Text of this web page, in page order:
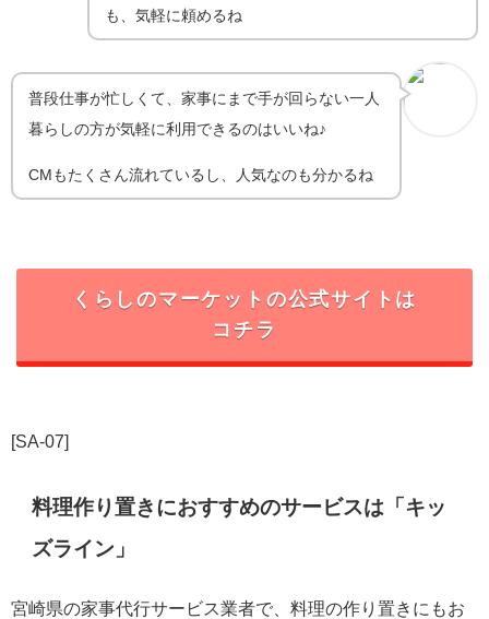
も、気軽に頼めるね
普段仕事が忙しくて、家事にまで手が回らない一人
暮らしの方が気軽に利用できるのはいいね♪
CMもたくさん流れているし、人気なのも分かるね
くらしのマーケットの公式サイトは
コチラ
[SA-07]
料理作り置きにおすすめのサービスは「キッ
ズライン」
宮崎県の家事代行サービス業者で、料理の作り置きにもお